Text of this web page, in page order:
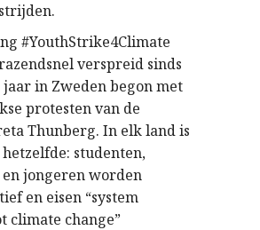
#YouthStrike4Climate
verspreid sinds
in Zweden begon met
protesten van de
Thunberg. In elk land is
studenten,
jongeren worden
en eisen “system
climate change”